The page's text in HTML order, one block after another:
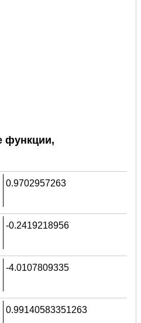
функции,
0.9702957263
-0.2419218956
-4.0107809335
0.99140583351263